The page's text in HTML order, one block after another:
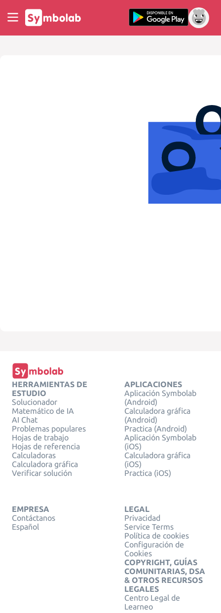
HERRAMIENTAS DE
ESTUDIO
Solucionador
Matemático de IA
AI Chat
Problemas populares
Hojas de trabajo
Hojas de referencia
Calculadoras
Calculadora gráfica
Verificar solución
APLICACIONES
Aplicación Symbolab
(Android)
Calculadora gráfica
(Android)
Practica (Android)
Aplicación Symbolab
(iOS)
Calculadora gráfica
(iOS)
Practica (iOS)
EMPRESA
Contáctanos
Español
LEGAL
Privacidad
Service Terms
Política de cookies
Configuración de
Cookies
COPYRIGHT, GUÍAS
COMUNITARIAS, DSA
& OTROS RECURSOS
LEGALES
Centro Legal de
Learneo